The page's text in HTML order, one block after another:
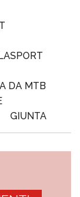
DA MTB
GIUNTA